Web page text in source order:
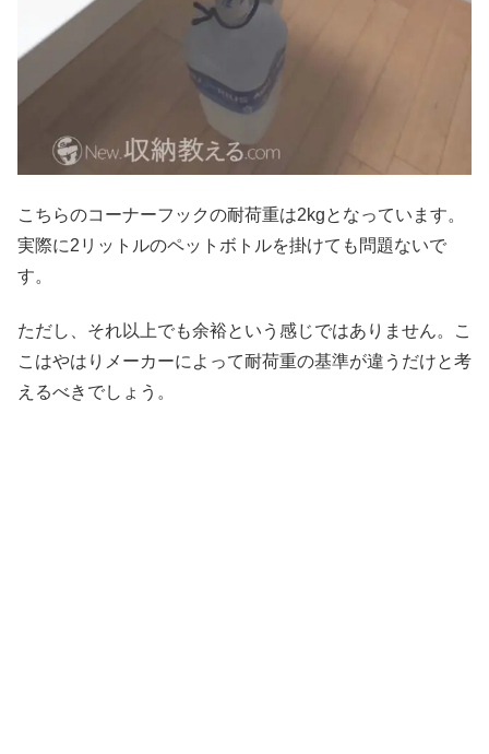
こちらのコーナーフックの耐荷重は2kgとなっています。
実際に2リットルのペットボトルを掛けても問題ないで
す。
ただし、それ以上でも余裕という感じではありません。こ
こはやはりメーカーによって耐荷重の基準が違うだけと考
えるべきでしょう。